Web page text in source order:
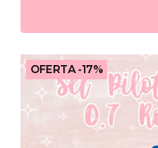
OFERTA -17%